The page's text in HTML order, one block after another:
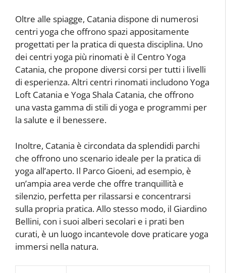
Oltre alle spiagge, Catania dispone di numerosi
centri yoga che offrono spazi appositamente
progettati per la pratica di questa disciplina. Uno
dei centri yoga più rinomati è il Centro Yoga
Catania, che propone diversi corsi per tutti i livelli
di esperienza. Altri centri rinomati includono Yoga
Loft Catania e Yoga Shala Catania, che offrono
una vasta gamma di stili di yoga e programmi per
la salute e il benessere.
Inoltre, Catania è circondata da splendidi parchi
che offrono uno scenario ideale per la pratica di
yoga all’aperto. Il Parco Gioeni, ad esempio, è
un’ampia area verde che offre tranquillità e
silenzio, perfetta per rilassarsi e concentrarsi
sulla propria pratica. Allo stesso modo, il Giardino
Bellini, con i suoi alberi secolari e i prati ben
curati, è un luogo incantevole dove praticare yoga
immersi nella natura.